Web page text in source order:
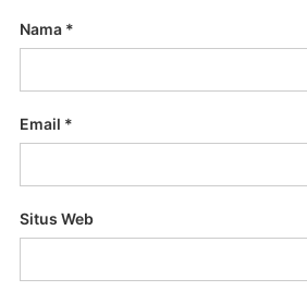
Nama *
Email *
Situs Web